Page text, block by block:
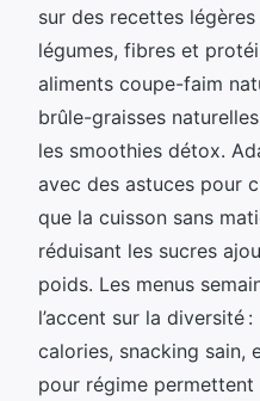
sur des recettes
légumes, fibres et
aliments coupe-faim
brûle-graisses
les smoothies détox.
avec des astuces pour
que la cuisson sans
réduisant les sucres
poids. Les menus
l’accent sur la diversité
calories, snacking sain,
pour régime